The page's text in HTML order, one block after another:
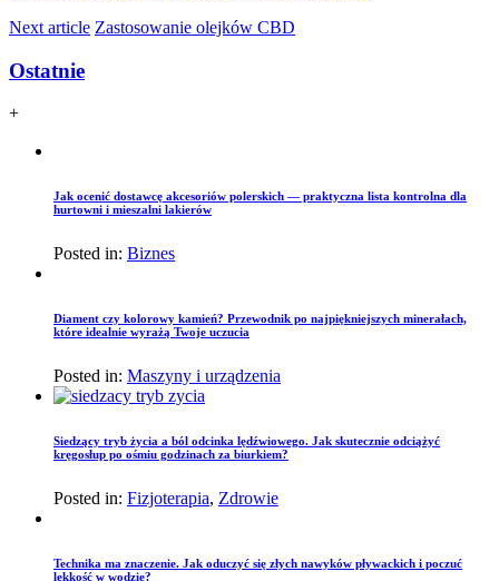
Next article Zastosowanie olejków CBD
Ostatnie
+
Jak ocenić dostawcę akcesoriów polerskich — praktyczna lista kontrolna dla
hurtowni i mieszalni lakierów
Posted in: Biznes
Diament czy kolorowy kamień? Przewodnik po najpiękniejszych minerałach,
które idealnie wyrażą Twoje uczucia
Posted in: Maszyny i urządzenia
Siedzący tryb życia a ból odcinka lędźwiowego. Jak skutecznie odciążyć
kręgosłup po ośmiu godzinach za biurkiem?
Posted in: Fizjoterapia, Zdrowie
Technika ma znaczenie. Jak oduczyć się złych nawyków pływackich i poczuć
lekkość w wodzie?